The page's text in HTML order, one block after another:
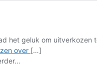
het geluk om uitverkozen
over Sach
[…]